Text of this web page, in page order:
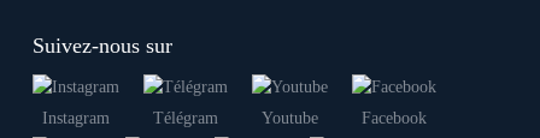
Suivez-nous sur
Instagram Télégram Youtube Facebook